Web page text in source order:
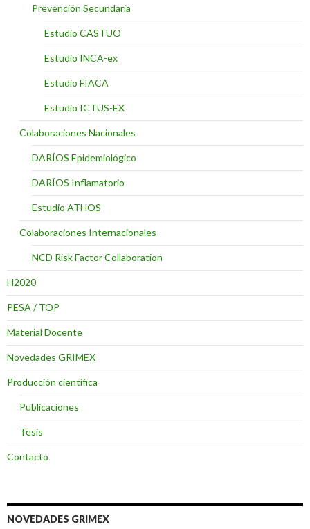
Prevención Secundaria
Estudio CASTUO
Estudio INCA-ex
Estudio FIACA
Estudio ICTUS-EX
Colaboraciones Nacionales
DARÍOS Epidemiológico
DARÍOS Inflamatorio
Estudio ATHOS
Colaboraciones Internacionales
NCD Risk Factor Collaboration
H2020
PESA / TOP
Material Docente
Novedades GRIMEX
Producción científica
Publicaciones
Tesis
Contacto
NOVEDADES GRIMEX